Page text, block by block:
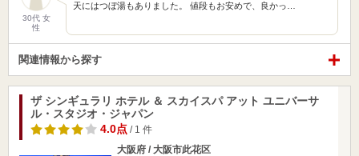
30代 女
性
天にはつぼ湯もありました。 値段もお安めで、良かっ…
関連情報から探す
ザ シンギュラリ ホテル ＆ スカイスパ アット ユニバーサ
ル・スタジオ・ジャパン
4.0点 / 1 件
大阪府 / 大阪市此花区